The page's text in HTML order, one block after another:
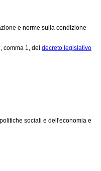
e norme sulla condizione
1, del decreto legislativo
sociali e dell'economia e